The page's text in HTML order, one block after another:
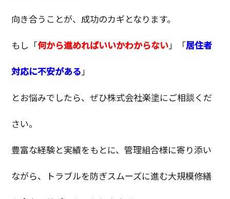
向き合うことが、成功のカギとなります。
もし「何から進めればいいかわからない」「居住者
対応に不安がある」
とお悩みでしたら、ぜひ株式会社楽塗にご相談くだ
さい。
豊富な経験と実績をもとに、管理組合様に寄り添い
ながら、トラブルを防ぎスムーズに進む大規模修繕